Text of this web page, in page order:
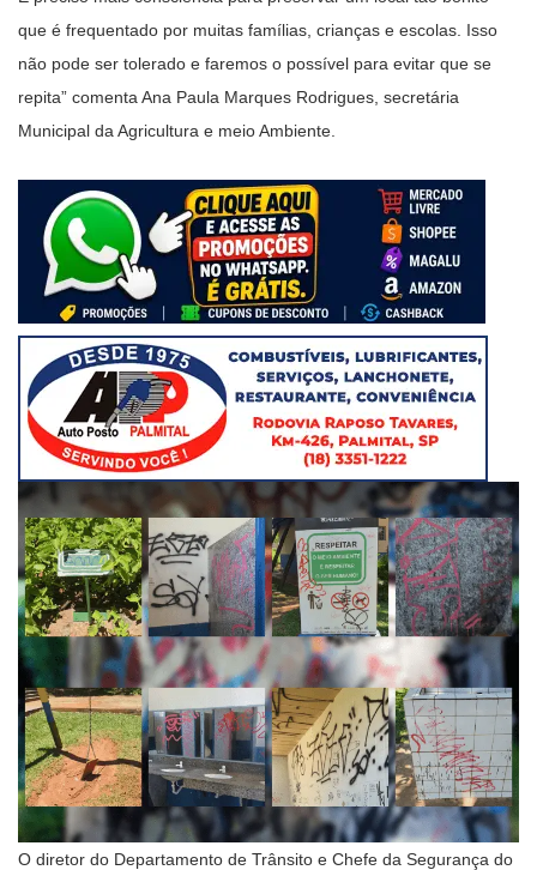
que é frequentado por muitas famílias, crianças e escolas. Isso
não pode ser tolerado e faremos o possível para evitar que se
repita” comenta Ana Paula Marques Rodrigues, secretária
Municipal da Agricultura e meio Ambiente.
O diretor do Departamento de Trânsito e Chefe da Segurança do